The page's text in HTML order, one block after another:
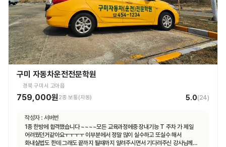
구미 자동차운전전문학원
경북 구미시 고아읍
759,000원 2종 보통(자동) 5.0(24)
작성자 : 서버번
1종 한방에 합격했습니다 ~~~~모든 교육과정에중 장내기능 T 주차 가 제일
어려웠던거같아요ㅜㅜㅜㅜ 이부분에서 정말 많이 실수하고 또실수 해서
화내실법도 한데 그래도 끝까지 될때까지 알려주시면서 기다려주신 강사님께